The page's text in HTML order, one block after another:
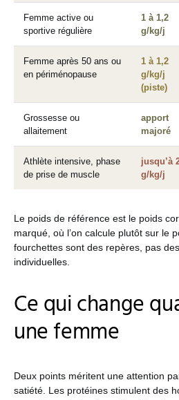
Femme active ou
sportive régulière
1 à 1,2
g/kg/j
Femme après 50 ans ou
en périménopause
1 à 1,2
g/kg/j
(piste)
Grossesse ou
allaitement
apport
majoré
Athlète intensive, phase
de prise de muscle
jusqu’à
g/kg/j
Le poids de référence est le poids
marqué, où l’on calcule plutôt sur le
fourchettes sont des repères, pas
individuelles.
Ce qui change
une femme
Deux points méritent une attention
satiété. Les protéines stimulent des